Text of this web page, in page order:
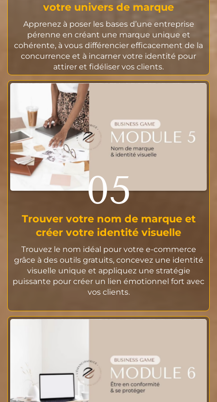
votre univers de marque
Apprenez à poser les bases d’une entreprise
pérenne en créant une marque unique et
cohérente, à vous différencier efficacement de la
concurrence et à incarner votre identité pour
attirer et fidéliser vos clients.
05
Trouver votre nom de marque et
créer votre identité visuelle
Trouvez le nom idéal pour votre e-commerce
grâce à des outils gratuits, concevez une identité
visuelle unique et appliquez une stratégie
puissante pour créer un lien émotionnel fort avec
vos clients.